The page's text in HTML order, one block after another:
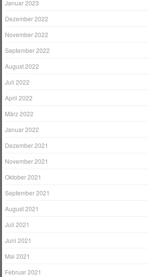
Januar 2023
Dezember 2022
November 2022
September 2022
August 2022
Juli 2022
April 2022
März 2022
Januar 2022
Dezember 2021
November 2021
Oktober 2021
September 2021
August 2021
Juli 2021
Juni 2021
Mai 2021
Februar 2021